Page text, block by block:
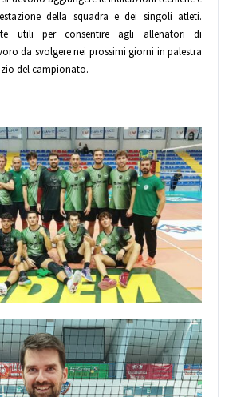
della squadra e dei singoli atleti.
utili per consentire agli allenatori di
da svolgere nei prossimi giorni in palestra
del campionato.